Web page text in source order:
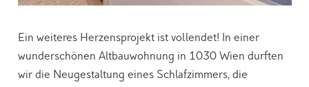
Ein weiteres Herzensprojekt ist vollendet! In einer
wunderschönen Altbauwohnung in 1030 Wien durften
wir die Neugestaltung eines Schlafzimmers, die